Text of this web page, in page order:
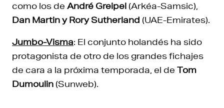
como los de André Greipel (Arkéa-Samsic),
Dan Martin y Rory Sutherland (UAE-Emirates).
Jumbo-Visma: El conjunto holandés ha sido
protagonista de otro de los grandes fichajes
de cara a la próxima temporada, el de Tom
Dumoulin (Sunweb).